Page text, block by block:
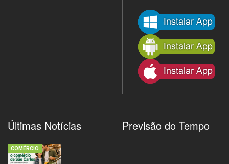
Últimas Notícias
COMÉRCIO
Previsão do Tempo